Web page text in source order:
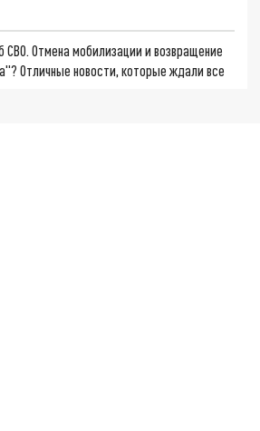
СВО. Отмена мобилизации и возвращение
Отличные новости, которые ждали все